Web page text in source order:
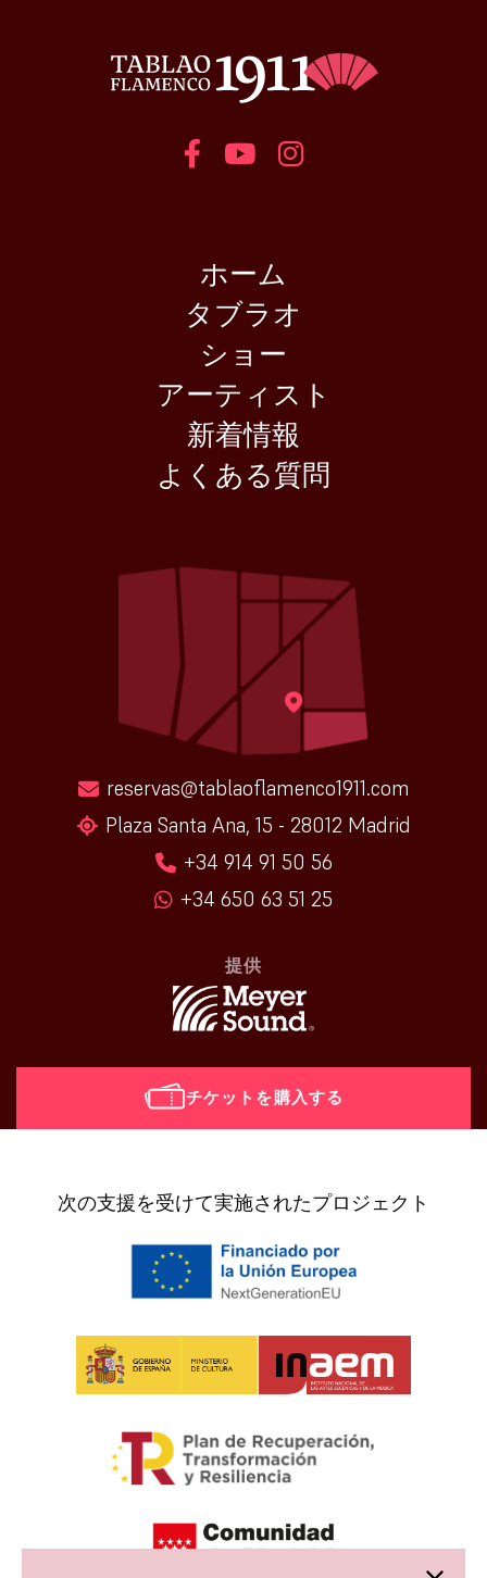
チケットを購入する
ホーム
タブラオ
ショー
アーティスト
新着情報
よくある質問
reservas@tablaoflamenco1911.com
Plaza Santa Ana, 15 - 28012 Madrid
+34 914 91 50 56
+34 650 63 51 25
提供
次の支援を受けて実施されたプロジェクト